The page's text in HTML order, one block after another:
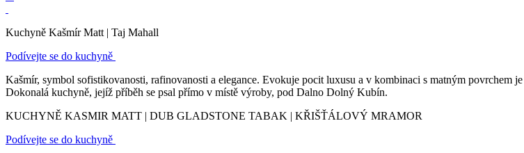
Kuchyně Kašmír Matt | Taj Mahall
Podívejte se do kuchyně
Kašmír, symbol sofistikovanosti, rafinovanosti a elegance. Evokuje pocit luxusu a v kombinaci s matným povrchem
Dokonalá kuchyně, jejíž příběh se psal přímo v místě výroby, pod Dalno Dolný Kubín.
KUCHYNĚ KASMIR MATT | DUB GLADSTONE TABAK | KŘIŠŤÁLOVÝ MRAMOR
Podívejte se do kuchyně